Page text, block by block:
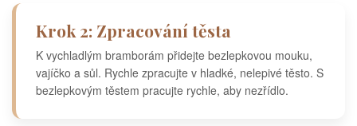
Krok 2: Zpracování těsta
K vychladlým bramborám přidejte bezlepkovou mouku,
vajíčko a sůl. Rychle zpracujte v hladké, nelepivé těsto. S
bezlepkovým těstem pracujte rychle, aby nezřídlo.